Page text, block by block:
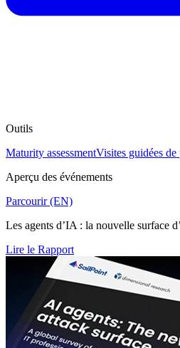
Outils
Maturity assessmentVisites guidées
Aperçu des événements
Parcourir (EN)
Les agents d’IA : la nouvelle surface
Lire le Rapport